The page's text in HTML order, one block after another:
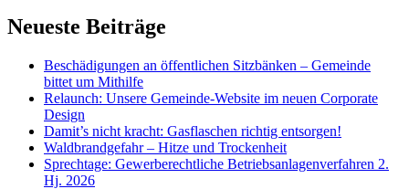
Neueste Beiträge
Beschädigungen an öffentlichen Sitzbänken – Gemeinde
bittet um Mithilfe
Relaunch: Unsere Gemeinde-Website im neuen Corporate
Design
Damit’s nicht kracht: Gasflaschen richtig entsorgen!
Waldbrandgefahr – Hitze und Trockenheit
Sprechtage: Gewerberechtliche Betriebsanlagenverfahren 2.
Hj. 2026